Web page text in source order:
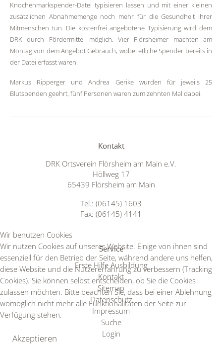
Knochenmarkspender-Datei typisieren lassen und mit einer kleinen
zusätzlichen Abnahmemenge noch mehr für die Gesundheit ihrer
Mitmenschen tun. Die kostenfrei angebotene Typisierung wird dem
DRK durch Fördermittel möglich. Vier Flörsheimer machten am
Montag von dem Angebot Gebrauch, wobei etliche Spender bereits in
der Datei erfasst waren.
Markus Ripperger und Andrea Gerike wurden für jeweils 25
Blutspenden geehrt, fünf Personen waren zum zehnten Mal dabei.
Kontakt
DRK Ortsverein Flörsheim am Main e.V.
Höllweg 17
65439 Flörsheim am Main
Tel.: (06145) 1603
Fax: (06145) 4141
Service
Erste Hilfe Ausbildung
Kontakt
Sitemap
Datenschutz
Impressum
Suche
Login
Wir benutzen Cookies
Wir nutzen Cookies auf unserer Website. Einige von ihnen sind
essenziell für den Betrieb der Seite, während andere uns helfen,
diese Website und die Nutzererfahrung zu verbessern (Tracking
Cookies). Sie können selbst entscheiden, ob Sie die Cookies
zulassen möchten. Bitte beachten Sie, dass bei einer Ablehnung
womöglich nicht mehr alle Funktionalitäten der Seite zur
Verfügung stehen.
Akzeptieren